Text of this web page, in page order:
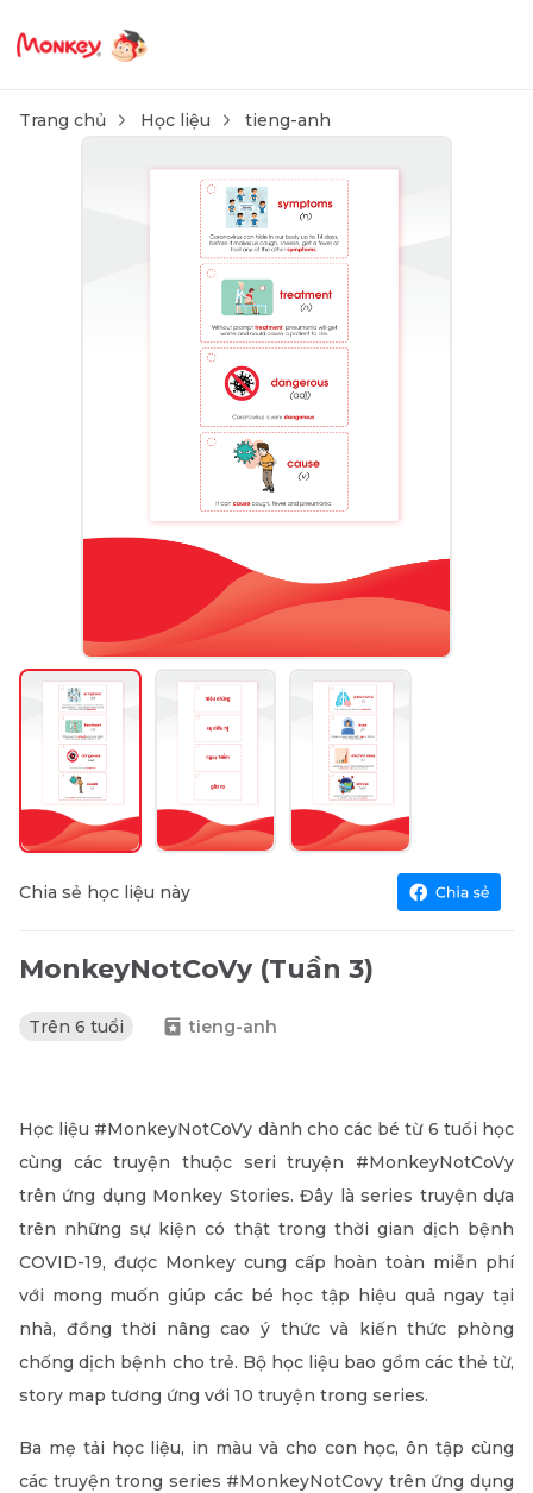
Trang chủ Học liệu tieng-anh
Chia sẻ học liệu này
MonkeyNotCoVy (Tuần 3)
Trên 6 tuổi tieng-anh
Học liệu #MonkeyNotCoVy dành cho các bé từ 6 tuổi học
cùng các truyện thuộc seri truyện #MonkeyNotCoVy
trên ứng dụng Monkey Stories. Đây là series truyện dựa
trên những sự kiện có thật trong thời gian dịch bệnh
COVID-19, được Monkey cung cấp hoàn toàn miễn phí
với mong muốn giúp các bé học tập hiệu quả ngay tại
nhà, đồng thời nâng cao ý thức và kiến thức phòng
chống dịch bệnh cho trẻ. Bộ học liệu bao gồm các thẻ từ,
story map tương ứng với 10 truyện trong series.
Ba mẹ tải học liệu, in màu và cho con học, ôn tập cùng
các truyện trong series #MonkeyNotCovy trên ứng dụng